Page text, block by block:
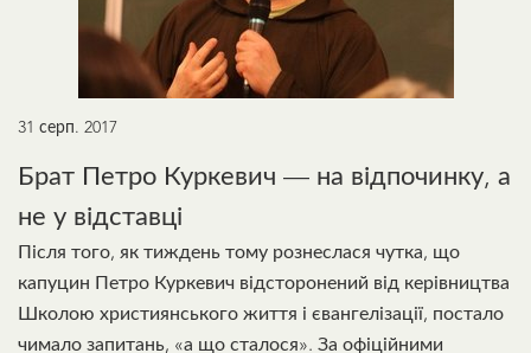
31 серп. 2017
Брат Петро Куркевич — на відпочинку, а
не у відставці
Після того, як тиждень тому рознеслася чутка, що
капуцин Петро Куркевич відсторонений від керівництва
Школою християнського життя і євангелізації, постало
чимало запитань, «а що сталося». За офіційними